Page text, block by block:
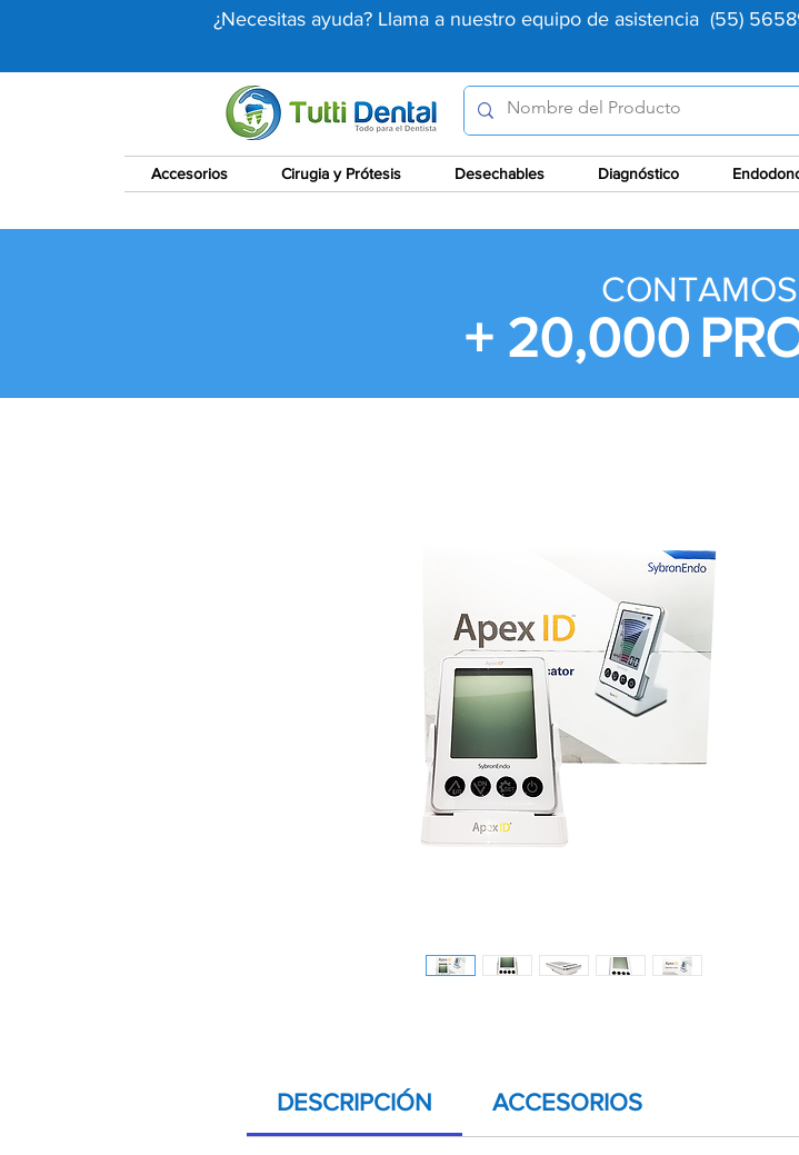
¿Necesitas ayuda? Llama a nuestro equipo de asistencia (55)
Accesorios Cirugia y Prótesis Desechables Diagnóstico
+ 20,000
DESCRIPCIÓN ACCESORIOS